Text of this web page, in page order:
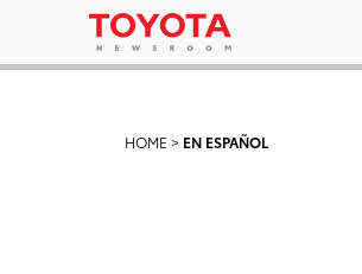
HOME > EN ESPAÑOL